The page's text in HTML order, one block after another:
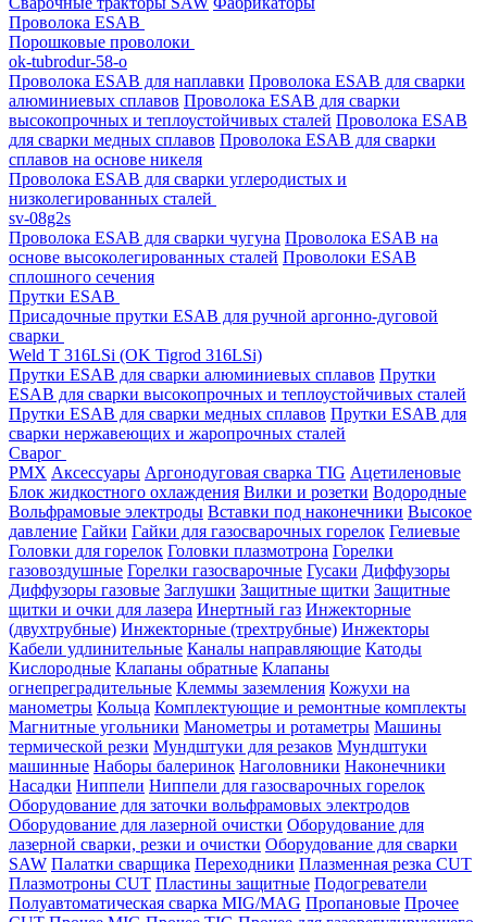
Проволока ESAB
Порошковые проволоки
ok-tubrodur-58-o
Проволока ESAB для наплавки Проволока ESAB для сварки
алюминиевых сплавов Проволока ESAB для сварки
высокопрочных и теплоустойчивых сталей Проволока ESAB
для сварки медных сплавов Проволока ESAB для сварки
сплавов на основе никеля
Проволока ESAB для сварки углеродистых и
низколегированных сталей
sv-08g2s
Проволока ESAB для сварки чугуна Проволока ESAB на
основе высоколегированных сталей Проволоки ESAB
сплошного сечения
Прутки ESAB
Присадочные прутки ESAB для ручной аргонно-дуговой
сварки
Weld T 316LSi (OK Tigrod 316LSi)
Прутки ESAB для сварки алюминиевых сплавов Прутки
ESAB для сварки высокопрочных и теплоустойчивых сталей
Прутки ESAB для сварки медных сплавов Прутки ESAB для
сварки нержавеющих и жаропрочных сталей
Сварог
PMX Аксессуары Аргонодуговая сварка TIG Ацетиленовые
Блок жидкостного охлаждения Вилки и розетки Водородные
Вольфрамовые электроды Вставки под наконечники Высокое
давление Гайки Гайки для газосварочных горелок Гелиевые
Головки для горелок Головки плазмотрона Горелки
газовоздушные Горелки газосварочные Гусаки Диффузоры
Диффузоры газовые Заглушки Защитные щитки Защитные
щитки и очки для лазера Инертный газ Инжекторные
(двухтрубные) Инжекторные (трехтрубные) Инжекторы
Кабели удлинительные Каналы направляющие Катоды
Кислородные Клапаны обратные Клапаны
огнепреградительные Клеммы заземления Кожухи на
манометры Кольца Комплектующие и ремонтные комплекты
Магнитные угольники Манометры и ротаметры Машины
термической резки Мундштуки для резаков Мундштуки
машинные Наборы балеринок Наголовники Наконечники
Насадки Ниппели Ниппели для газосварочных горелок
Оборудование для заточки вольфрамовых электродов
Оборудование для лазерной очистки Оборудование для
лазерной сварки, резки и очистки Оборудование для сварки
SAW Палатки сварщика Переходники Плазменная резка CUT
Плазмотроны CUT Пластины защитные Подогреватели
Полуавтоматическая сварка MIG/MAG Пропановые Прочее